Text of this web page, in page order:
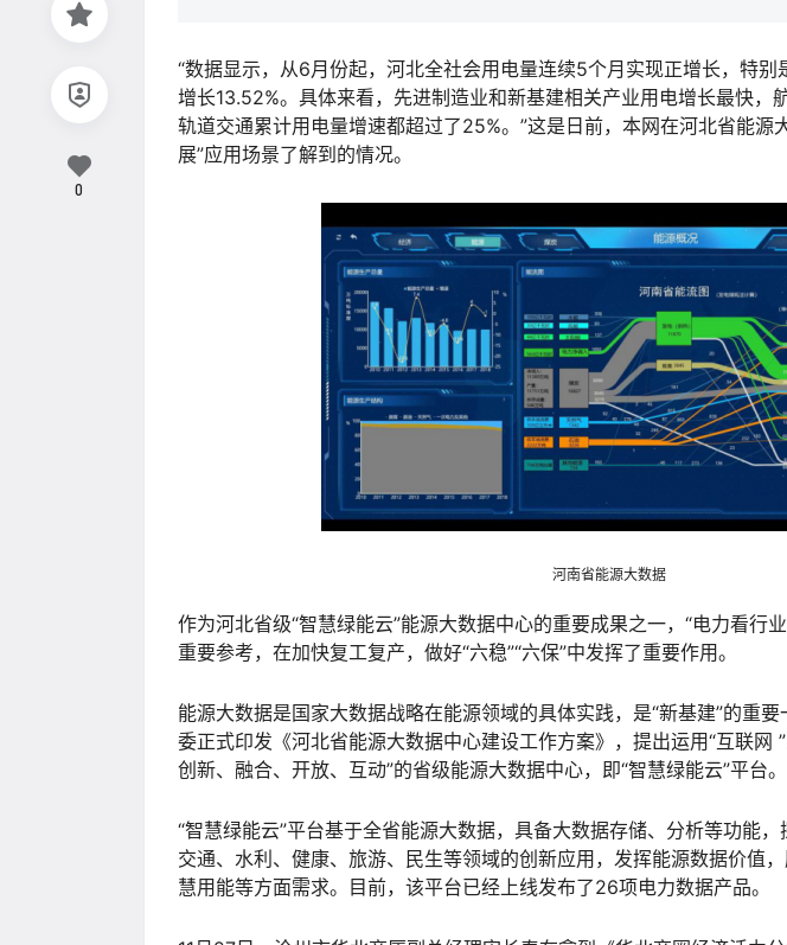
“数据显示，从6月份起，河北全社会用电量连续5个月实现正增长，特别
增长13.52%。具体来看，先进制造业和新基建相关产业用电增长最快，
轨道交通累计用电量增速都超过了25%。”这是日前，本网在河北省能源
展”应用场景了解到的情况。
河南省能源大数据
作为河北省级“智慧绿能云”能源大数据中心的重要成果之一，“电力看行
重要参考，在加快复工复产，做好“六稳”“六保”中发挥了重要作用。
能源大数据是国家大数据战略在能源领域的具体实践，是“新基建”的重
委正式印发《河北省能源大数据中心建设工作方案》，提出运用“互联网 ”
创新、融合、开放、互动”的省级能源大数据中心，即“智慧绿能云”平台。
“智慧绿能云”平台基于全省能源大数据，具备大数据存储、分析等功能，
交通、水利、健康、旅游、民生等领域的创新应用，发挥能源数据价值
慧用能等方面需求。目前，该平台已经上线发布了26项电力数据产品。
0